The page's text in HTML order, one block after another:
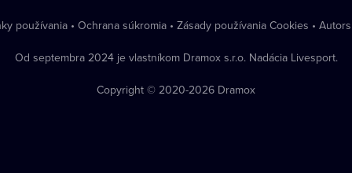
používania • Ochrana súkromia • Zásady používania Cookies •
Od septembra 2024 je vlastníkom Dramox s.r.o. Nadácia Livesport.
Copyright © 2020-2026 Dramox